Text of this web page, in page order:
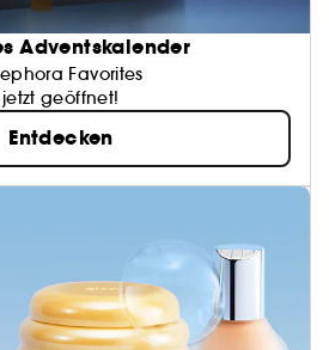
Adventskalender
Favorites
geöffnet!
Entdecken